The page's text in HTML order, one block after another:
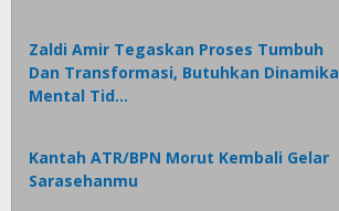
Zaldi Amir Tegaskan Proses Tumbuh
Dan Transformasi, Butuhkan Dinamika
Mental Tid…
Kantah ATR/BPN Morut Kembali Gelar
Sarasehanmu